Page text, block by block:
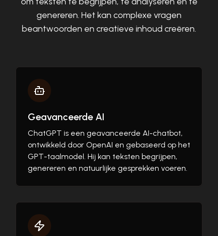
genereren. Het kan complexe vragen
beantwoorden en creatieve inhoud creëren.
Geavanceerde AI
ChatGPT is een geavanceerde AI-chatbot,
ontwikkeld door OpenAI en gebaseerd op het
GPT-taalmodel. Hij kan teksten begrijpen,
genereren en natuurlijke gesprekken voeren.